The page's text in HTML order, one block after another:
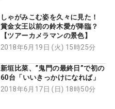
しゃがみこむ姿を久々に見た！
賞金女王以前の鈴木愛が降臨？
【ツアーカメラマンの景色】
2018年6月19日 (火) 15時25分
新垣比菜、”鬼門の最終日”で初の
60台「いいきっかけになれば」
2018年6月17日 (日) 18時50分